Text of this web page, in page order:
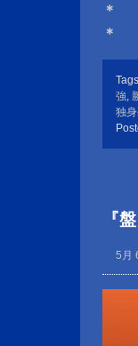
＊
＊
強,
独
『
5月